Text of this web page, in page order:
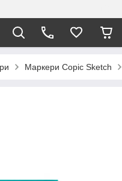
Маркери Copic Sketch